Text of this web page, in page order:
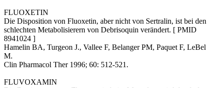
FLUOXETIN
Die Disposition von Fluoxetin, aber nicht von Sertralin, ist bei den
schlechten Metabolisierern von Debrisoquin verändert. [ PMID
8941024 ]
Hamelin BA, Turgeon J., Vallee F, Belanger PM, Paquet F, LeBel
M.
Clin Pharmacol Ther 1996; 60: 512-521.
FLUVOXAMIN